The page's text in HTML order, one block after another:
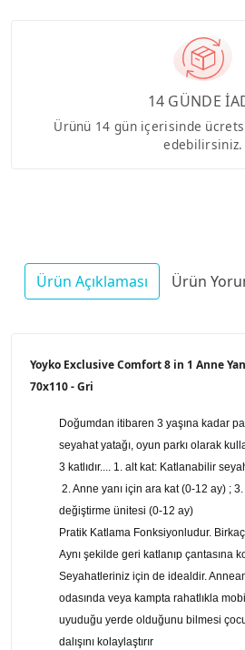
14 GÜNDE
Ürünü 14 gün içerisinde
edebilirsiniz.
Ürün Açıklaması Ürün
Yoyko Exclusive Comfort 8 in 1 Anne
70x110 - Gri
Doğumdan itibaren 3 yaşına kadar
seyahat yatağı, oyun parkı olarak
3 katlıdır.... 1. alt kat: Katlanabilir
2. Anne yanı için ara kat (0-12 ay) ;
değiştirme ünitesi (0-12 ay)
Pratik Katlama Fonksiyonludur.
Aynı şekilde geri katlanıp çantasına
Seyahatleriniz için de idealdir.
odasında veya kampta rahatlıkla
uyuduğu yerde olduğunu bilmesi
dalışını kolaylaştırır